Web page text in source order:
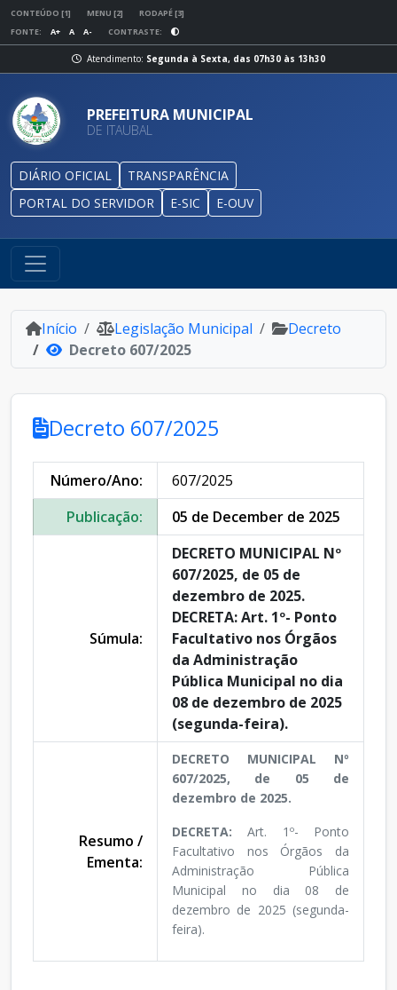
CONTEÚDO [1] MENU [2]
RODAPÉ [3]
FONTE:
A+ A A- CONTRASTE:
Atendimento: Segunda à Sexta, das 07h30 às 13h30
PREFEITURA MUNICIPAL
DE ITAUBAL
DIÁRIO OFICIAL
TRANSPARÊNCIA
PORTAL DO SERVIDOR
E-SIC E-OUV
Início Legislação Municipal
Decreto
Decreto 607/2025
Decreto 607/2025
Número/Ano:
607/2025
Publicação:
05 de December de 2025
Súmula:
DECRETO MUNICIPAL Nº
607/2025, de 05 de
dezembro de 2025.
DECRETA: Art. 1º- Ponto
Facultativo nos Órgãos
da Administração
Pública Municipal no dia
08 de dezembro de 2025
(segunda-feira).
Resumo /
Ementa:
DECRETO MUNICIPAL Nº
607/2025, de 05 de
dezembro de 2025.
DECRETA:Art. 1º- Ponto
Facultativo nos Órgãos da
Administração Pública
Municipal no dia 08 de
dezembro de 2025 (segunda-
feira).